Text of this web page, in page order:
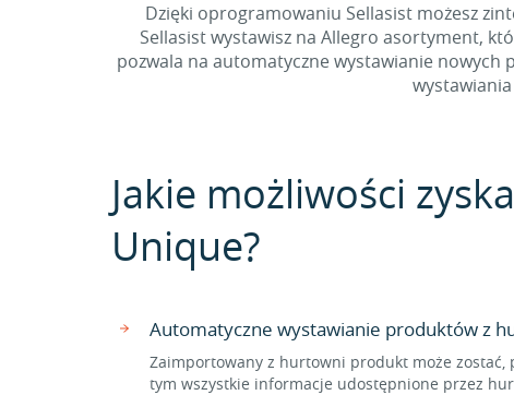
Dzięki oprogramowaniu Sellasist możesz
Sellasist wystawisz na Allegro asortyment,
pozwala na automatyczne wystawianie nowych
Jakie możliwości
Unique?
Automatyczne wystawianie produktów z
Zaimportowany z hurtowni produkt może
tym wszystkie informacje udostępnione przez